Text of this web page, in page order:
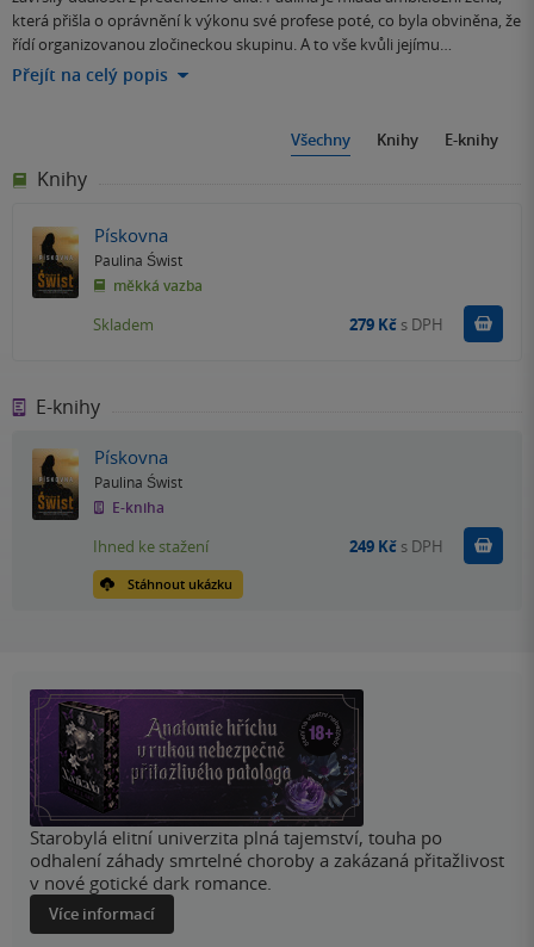
která přišla o oprávnění k výkonu své profese poté, co byla obviněna, že
řídí organizovanou zločineckou skupinu. A to vše kvůli jejímu…
Přejít na celý popis
Všechny Knihy E-knihy
Knihy
Pískovna
Paulina Świst
měkká vazba
Skladem 279 Kč s DPH
E-knihy
Pískovna
Paulina Świst
E-kniha
Stáhnout ukázku
Ihned ke stažení 249 Kč s DPH Koupit
Starobylá elitní univerzita plná tajemství, touha po
odhalení záhady smrtelné choroby a zakázaná přitažlivost
v nové gotické dark romance.
Více informací